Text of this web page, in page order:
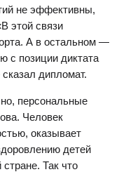
не эффективны,
этой связи
А в остальном —
с позиции диктата
дипломат.
персональные
Человек
оказывает
детей
Так что